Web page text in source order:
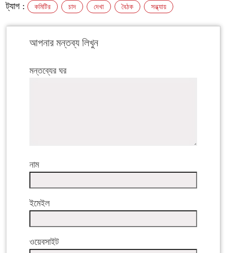
ট্যাগ : কমিটির চাদ দেখা বৈঠক সন্ধ্যায়
আপনার মন্তব্য লিখুন
মন্তব্যের ঘর
নাম
ইমেইল
ওয়েবসাইট